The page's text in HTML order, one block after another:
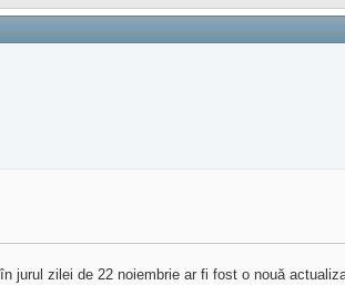
jurul zilei de 22 noiembrie ar fi fost o nouă